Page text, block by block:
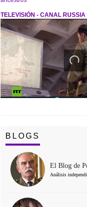
TELEVISIÓN - CANAL RUSSIA
BLOGS
El Blog de
Análisis